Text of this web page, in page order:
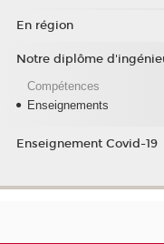
En région
Notre diplôme
Compétences
Enseignements
Enseignement Covid-19